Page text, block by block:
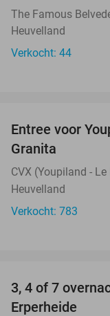
The Famous
Heuvelland
Verkocht: 44
Entree voor
Granita
CVX (Youpiland -
Heuvelland
Verkocht: 783
3, 4 of 7
Erperheide